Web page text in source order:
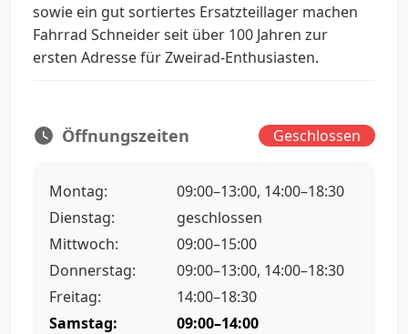
sowie ein gut sortiertes Ersatzteillager machen
Fahrrad Schneider seit über 100 Jahren zur
ersten Adresse für Zweirad-Enthusiasten.
Öffnungszeiten Geschlossen
Montag:
09:00–13:00, 14:00–18:30
Dienstag:
geschlossen
Mittwoch:
09:00–15:00
Donnerstag:
09:00–13:00, 14:00–18:30
Freitag:
14:00–18:30
Samstag:
09:00–14:00